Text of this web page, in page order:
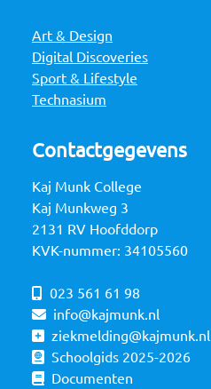
Art & Design
Digital Discoveries
Sport & Lifestyle
Technasium
Contactgegevens
Kaj Munk College
Kaj Munkweg 3
2131 RV Hoofddorp
KVK-nummer: 34105560
023 561 61 98
info@kajmunk.nl
ziekmelding@kajmunk.nl
Schoolgids 2025-2026
Documenten